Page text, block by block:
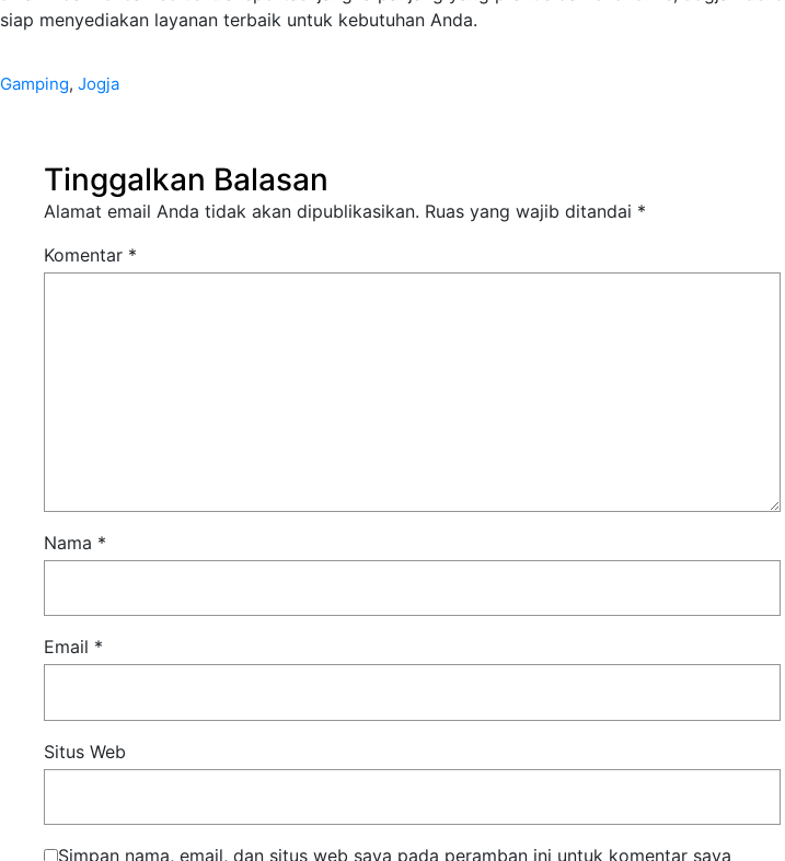
siap menyediakan layanan terbaik untuk kebutuhan Anda.
Gamping, Jogja
Tinggalkan Balasan
Alamat email Anda tidak akan dipublikasikan. Ruas yang wajib ditandai *
Komentar *
Nama *
Email *
Situs Web
Simpan nama, email, dan situs web saya pada peramban ini untuk komentar saya